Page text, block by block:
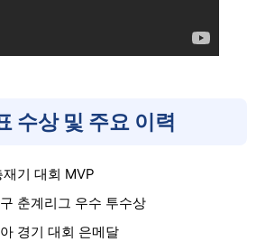
수상 및 주요 이력
기 대회 MVP
춘계리그 우수 투수상
경기 대회 은메달